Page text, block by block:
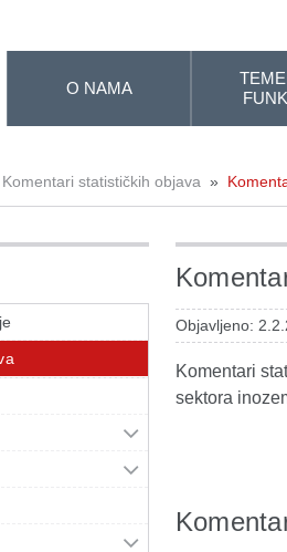
O NAMA
Komentari statističkih objava »
Objavljeno:
Komentari
sektora